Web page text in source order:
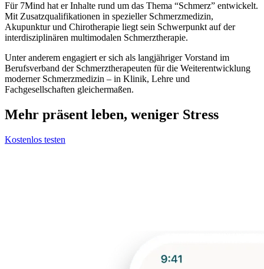
Für 7Mind hat er Inhalte rund um das Thema “Schmerz” entwickelt.
Mit Zusatzqualifikationen in spezieller Schmerzmedizin,
Akupunktur und Chirotherapie liegt sein Schwerpunkt auf der
interdisziplinären multimodalen Schmerztherapie.
Unter anderem engagiert er sich als langjähriger Vorstand im
Berufsverband der Schmerztherapeuten für die Weiterentwicklung
moderner Schmerzmedizin – in Klinik, Lehre und
Fachgesellschaften gleichermaßen.
Mehr präsent leben, weniger Stress
Kostenlos testen